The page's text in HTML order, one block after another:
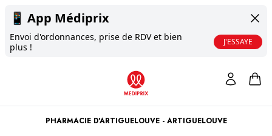
📱 App Médiprix
Envoi d'ordonnances, prise de RDV et bien
plus !
J'ESSAYE
PHARMACIE D'ARTIGUELOUVE - ARTIGUELOUVE